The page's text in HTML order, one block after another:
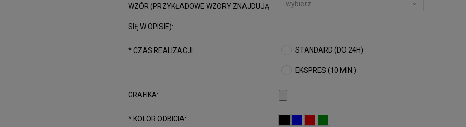
WZÓR (PRZYKŁADOWE WZORY ZNAJDUJĄ
SIĘ W OPISIE):
*CZAS REALIZACJI: STANDARD (DO 24H)
EKSPRES (10 MIN.)
GRAFIKA:
*KOLOR ODBICIA: